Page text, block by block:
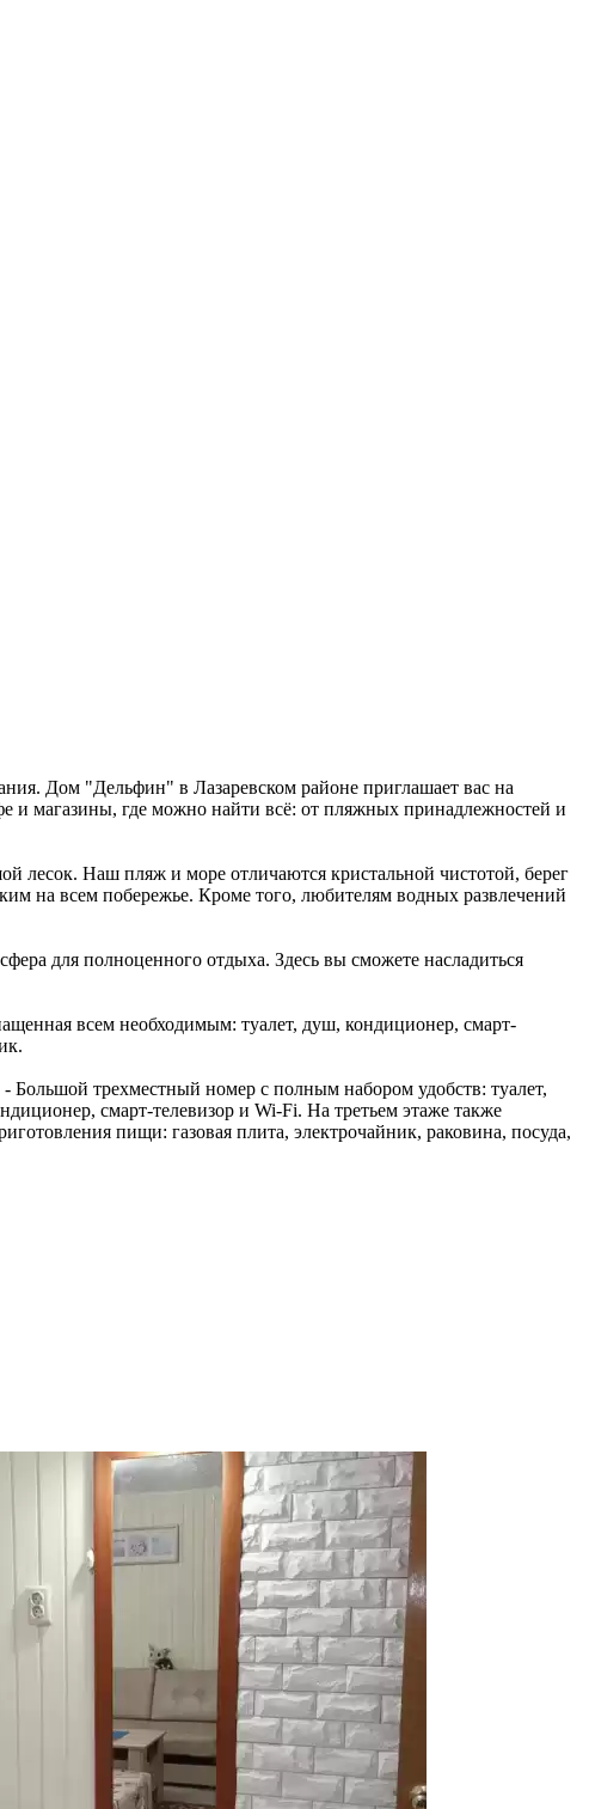
Дом "Дельфин" в Лазаревском районе приглашает вас на
и магазины, где можно найти всё: от пляжных принадлежностей и
лесок. Наш пляж и море отличаются кристальной чистотой, берег
на всем побережье. Кроме того, любителям водных развлечений
для полноценного отдыха. Здесь вы сможете насладиться
всем необходимым: туалет, душ, кондиционер, смарт-
трехместный номер с полным набором удобств: туалет,
смарт-телевизор и Wi-Fi. На третьем этаже также
пищи: газовая плита, электрочайник, раковина, посуда,